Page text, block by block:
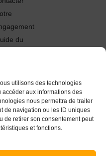
utilisons des technologies
aux informations des
nous permettra de traiter
de navigation ou les ID uniques
de retirer son consentement peut
et fonctions.
du
droits réservés. Textiles
Orléans